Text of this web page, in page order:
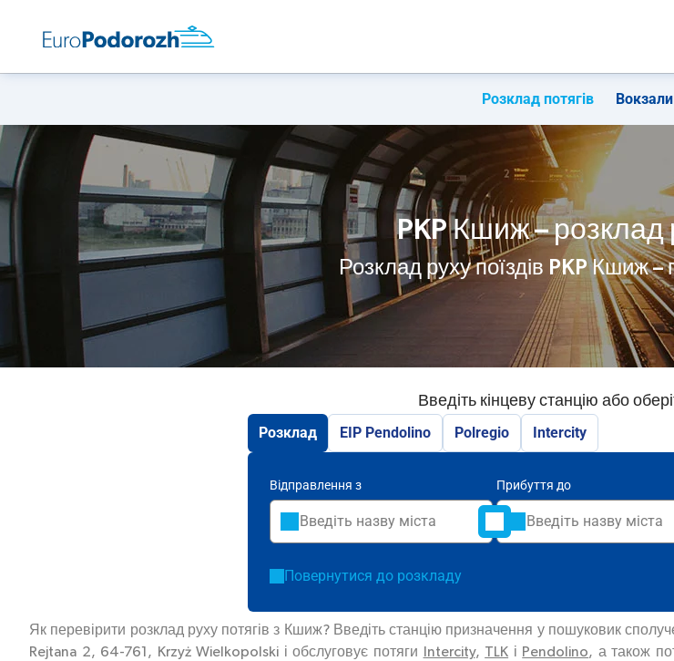
Розклад потягів Вокзали
PKP Кшиж – розклад
Розклад руху поїздів PKP Кшиж –
Введіть кінцеву станцію або
Розклад EIP Pendolino Polregio Intercity
Відправлення з Прибуття до
Повернутися до розкладу
Як перевірити розклад руху потягів з Кшиж? Введіть станцію призначення у пошуковик
Rejtana 2, 64-761, Krzyż Wielkopolski і обслуговує потяги
Intercity, TLK і Pendolino, а також